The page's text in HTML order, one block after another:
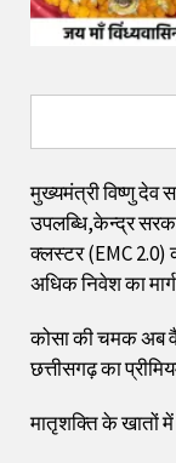
मुख्यमंत्री विष्णु देव
उपलब्धि,केन्द्र
क्लस्टर (EMC 2.0)
अधिक निवेश का
कोसा की चमक अब
छत्तीसगढ़ का
मातृशक्ति के खातों में